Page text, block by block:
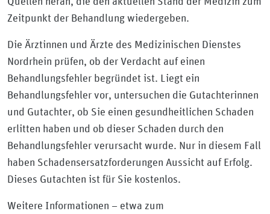
Zeitpunkt der Behandlung wiedergeben.
Die Ärztinnen und Ärzte des Medizinischen Dienstes
Nordrhein prüfen, ob der Verdacht auf einen
Behandlungsfehler begründet ist. Liegt ein
Behandlungsfehler vor, untersuchen die Gutachterinnen
und Gutachter, ob Sie einen gesundheitlichen Schaden
erlitten haben und ob dieser Schaden durch den
Behandlungsfehler verursacht wurde. Nur in diesem Fall
haben Schadensersatzforderungen Aussicht auf Erfolg.
Dieses Gutachten ist für Sie kostenlos.
Weitere Informationen – etwa zum